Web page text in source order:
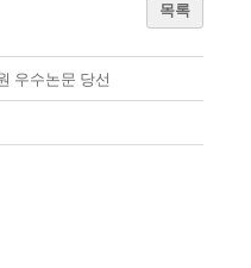
목록
우수논문 당선